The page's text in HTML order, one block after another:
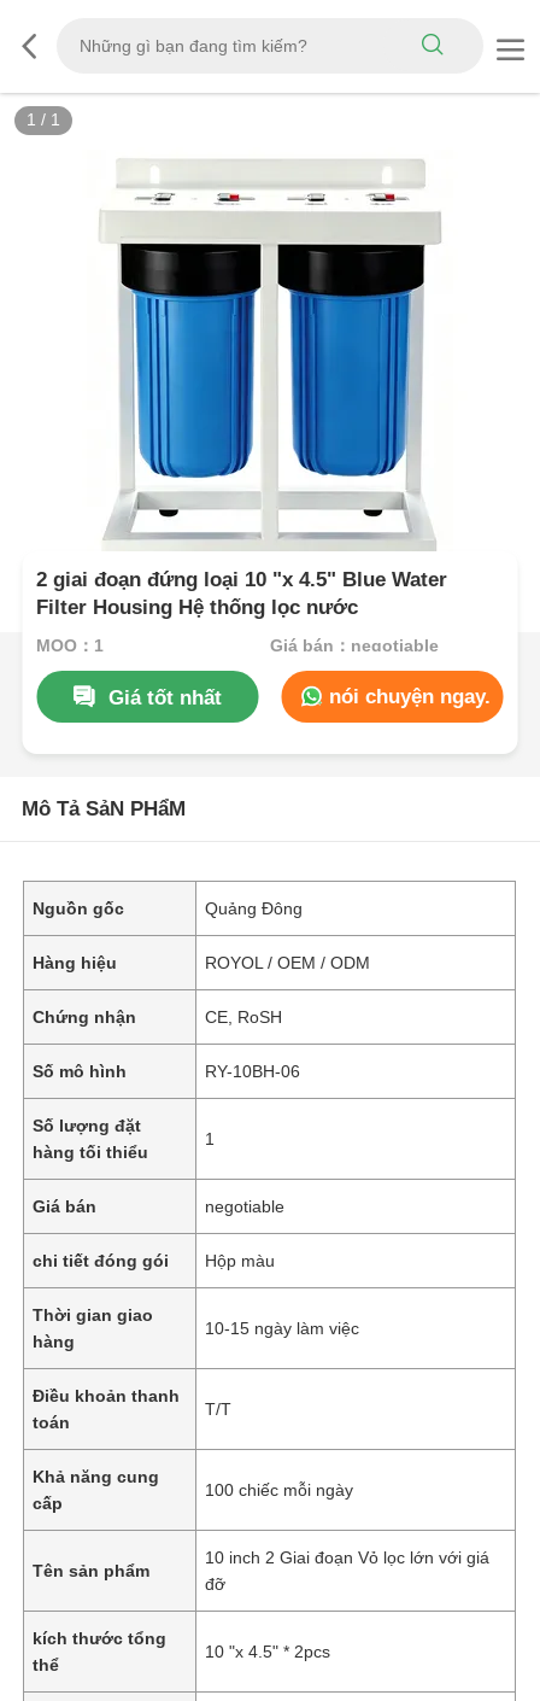
1 / 1
2 giai đoạn đứng loại 10 "x 4.5" Blue Water
Filter Housing Hệ thống lọc nước
MOQ：1 Giá bán：negotiable
Giá tốt nhất nói chuyện ngay.
Mô Tả SảN PHẩM
Nguồn gốc Quảng Đông
Hàng hiệu ROYOL / OEM / ODM
Chứng nhận CE, RoSH
Số mô hình RY-10BH-06
Số lượng đặt
hàng tối thiểu
1
Giá bán negotiable
chi tiết đóng gói Hộp màu
Thời gian giao
hàng
10-15 ngày làm việc
Điều khoản thanh
toán
T/T
Khả năng cung
cấp
100 chiếc mỗi ngày
Tên sản phẩm
10 inch 2 Giai đoạn Vỏ lọc lớn với giá
đỡ
kích thước tổng
thể
10 "x 4.5" * 2pcs